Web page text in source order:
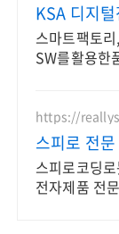
KSA 디지
스마트팩토
SW를활용한
https://
스피로 전
교육을 쉽
스피로코딩
전자제품 전